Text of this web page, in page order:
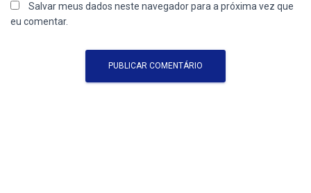
Salvar meus dados neste navegador para a próxima vez que
eu comentar.